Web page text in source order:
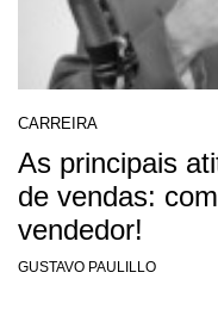
CARREIRA
As principais
de vendas:
vendedor!
GUSTAVO PAULILLO